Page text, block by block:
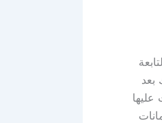
6 حزيران/يونيو 2026، وذلك بعد